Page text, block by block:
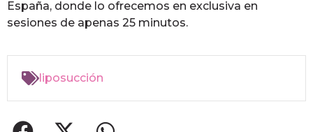
España, donde lo ofrecemos en exclusiva en
sesiones de apenas 25 minutos.
liposucción